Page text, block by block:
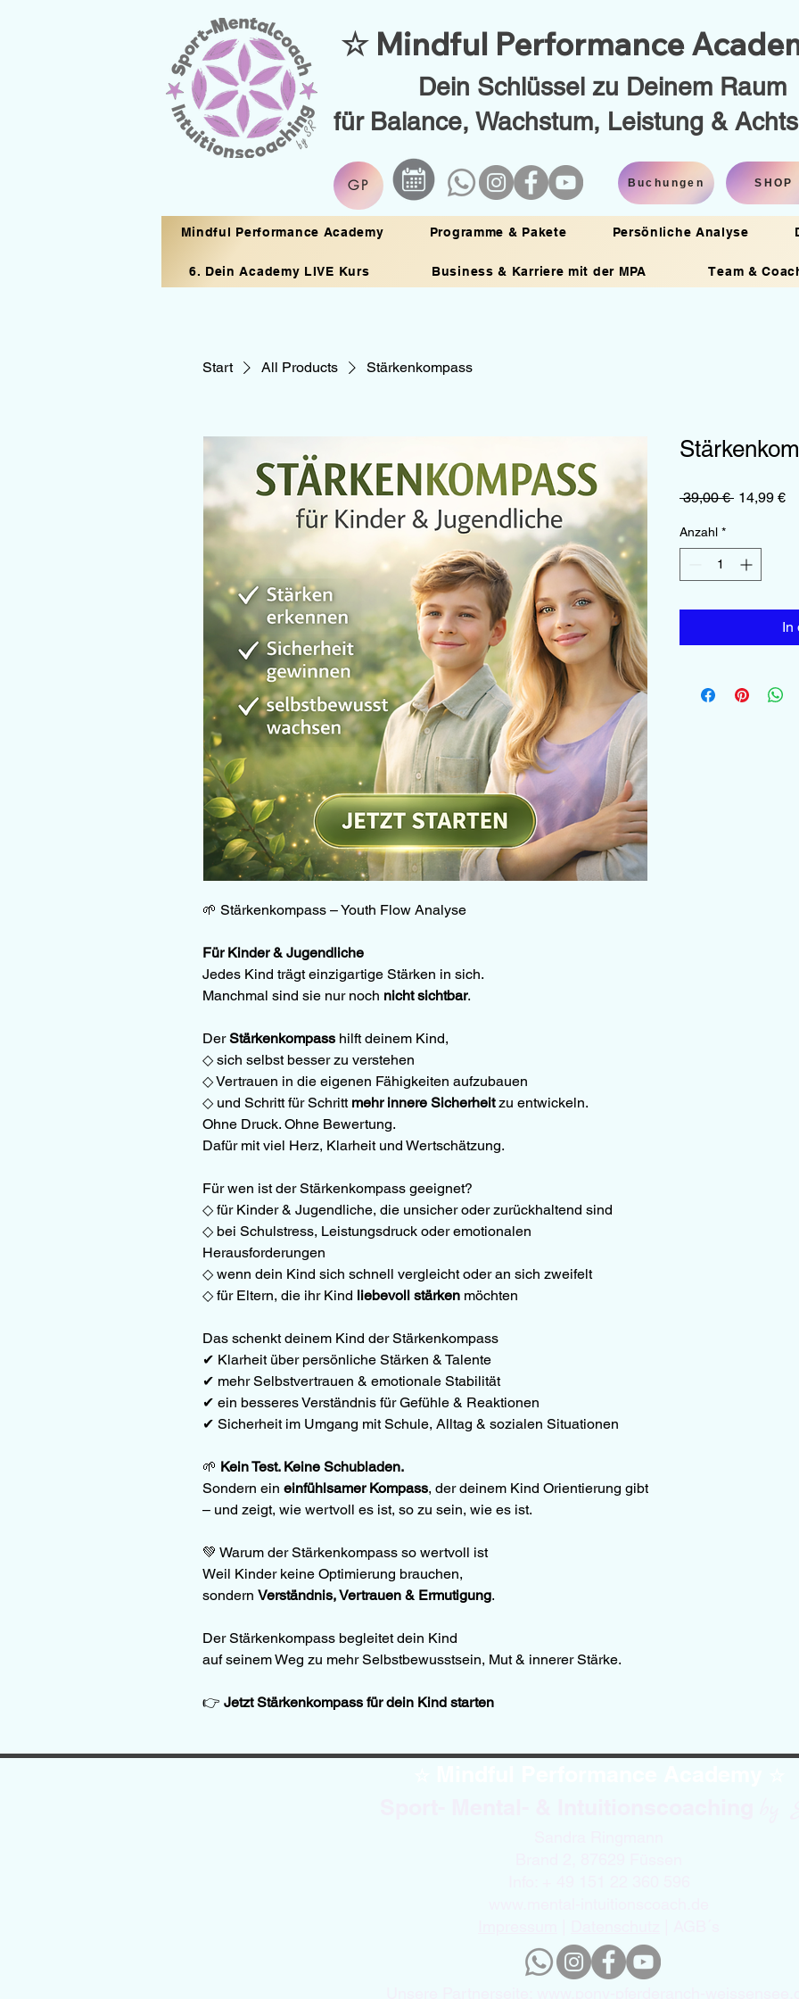
☆ Mindful Performance
Dein Schlüssel zu Deinem Raum
für Balance, Wachstum, Leistung &
Mindful Performance Academy Programme & Pakete Persönliche Analyse
6. Dein Academy LIVE Kurs Business & Karriere mit der MPA Team &
SHOP
Buchungen
GP
Start All Products Stärkenkompass
🌱 Stärkenkompass – Youth Flow Analyse
Für Kinder & Jugendliche
Jedes Kind trägt einzigartige Stärken in sich.
Manchmal sind sie nur noch nicht sichtbar.
Der Stärkenkompass hilft deinem Kind,
◇ sich selbst besser zu verstehen
◇ Vertrauen in die eigenen Fähigkeiten aufzubauen
◇ und Schritt für Schritt mehr innere Sicherheit zu entwickeln.
Ohne Druck. Ohne Bewertung.
Dafür mit viel Herz, Klarheit und Wertschätzung.
Für wen ist der Stärkenkompass geeignet?
◇ für Kinder & Jugendliche, die unsicher oder zurückhaltend sind
◇ bei Schulstress, Leistungsdruck oder emotionalen
Herausforderungen
◇ wenn dein Kind sich schnell vergleicht oder an sich zweifelt
◇ für Eltern, die ihr Kind liebevoll stärken möchten
Das schenkt deinem Kind der Stärkenkompass
✔ Klarheit über persönliche Stärken & Talente
✔ mehr Selbstvertrauen & emotionale Stabilität
✔ ein besseres Verständnis für Gefühle & Reaktionen
✔ Sicherheit im Umgang mit Schule, Alltag & sozialen Situationen
🌱 Kein Test. Keine Schubladen.
Sondern ein einfühlsamer Kompass, der deinem Kind Orientierung gibt
– und zeigt, wie wertvoll es ist, so zu sein, wie es ist.
💚 Warum der Stärkenkompass so wertvoll ist
Weil Kinder keine Optimierung brauchen,
sondern Verständnis, Vertrauen & Ermutigung.
Der Stärkenkompass begleitet dein Kind
auf seinem Weg zu mehr Selbstbewusstsein, Mut & innerer Stärke.
👉 Jetzt Stärkenkompass für dein Kind starten
39,00 € 14,99 €
Anzahl *
In